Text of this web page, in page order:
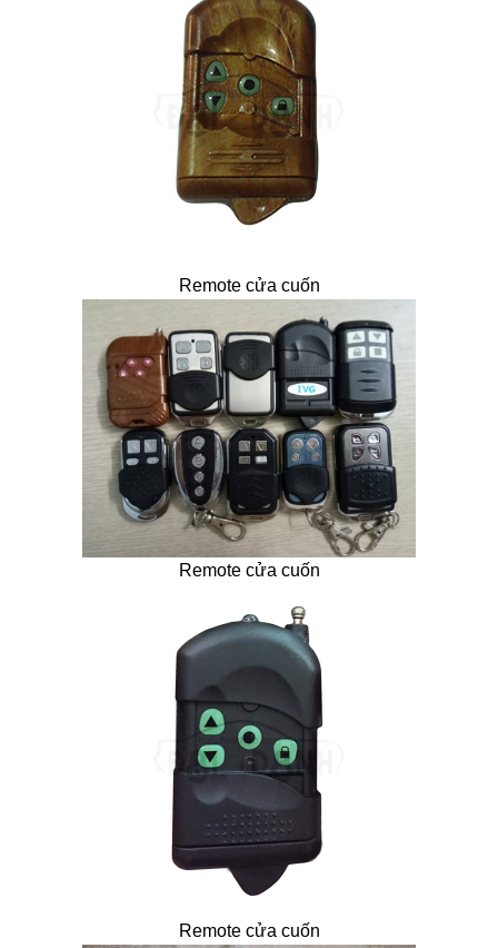
Remote cửa cuốn
Remote cửa cuốn
Remote cửa cuốn